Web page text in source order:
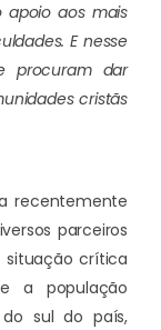
aos mais
E nesse
procuram dar
cristãs
recentemente
parceiros
crítica
a população
sul do país,